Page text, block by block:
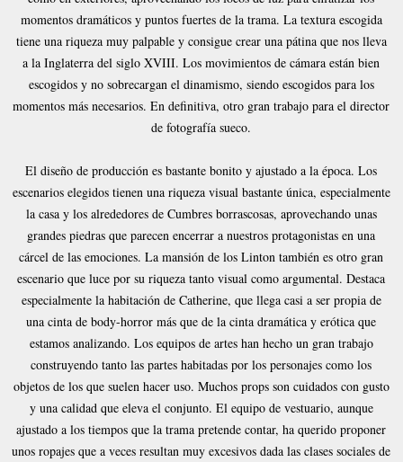
momentos dramáticos y puntos fuertes de la trama. La textura escogida
tiene una riqueza muy palpable y consigue crear una pátina que nos lleva
a la Inglaterra del siglo XVIII. Los movimientos de cámara están bien
escogidos y no sobrecargan el dinamismo, siendo escogidos para los
momentos más necesarios. En definitiva, otro gran trabajo para el director
de fotografía sueco.
El diseño de producción es bastante bonito y ajustado a la época. Los
escenarios elegidos tienen una riqueza visual bastante única, especialmente
la casa y los alrededores de Cumbres borrascosas, aprovechando unas
grandes piedras que parecen encerrar a nuestros protagonistas en una
cárcel de las emociones. La mansión de los Linton también es otro gran
escenario que luce por su riqueza tanto visual como argumental. Destaca
especialmente la habitación de Catherine, que llega casi a ser propia de
una cinta de body-horror más que de la cinta dramática y erótica que
estamos analizando. Los equipos de artes han hecho un gran trabajo
construyendo tanto las partes habitadas por los personajes como los
objetos de los que suelen hacer uso. Muchos props son cuidados con gusto
y una calidad que eleva el conjunto. El equipo de vestuario, aunque
ajustado a los tiempos que la trama pretende contar, ha querido proponer
unos ropajes que a veces resultan muy excesivos dada las clases sociales de